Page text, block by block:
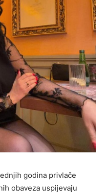
godina privlače
obaveza uspijevaju